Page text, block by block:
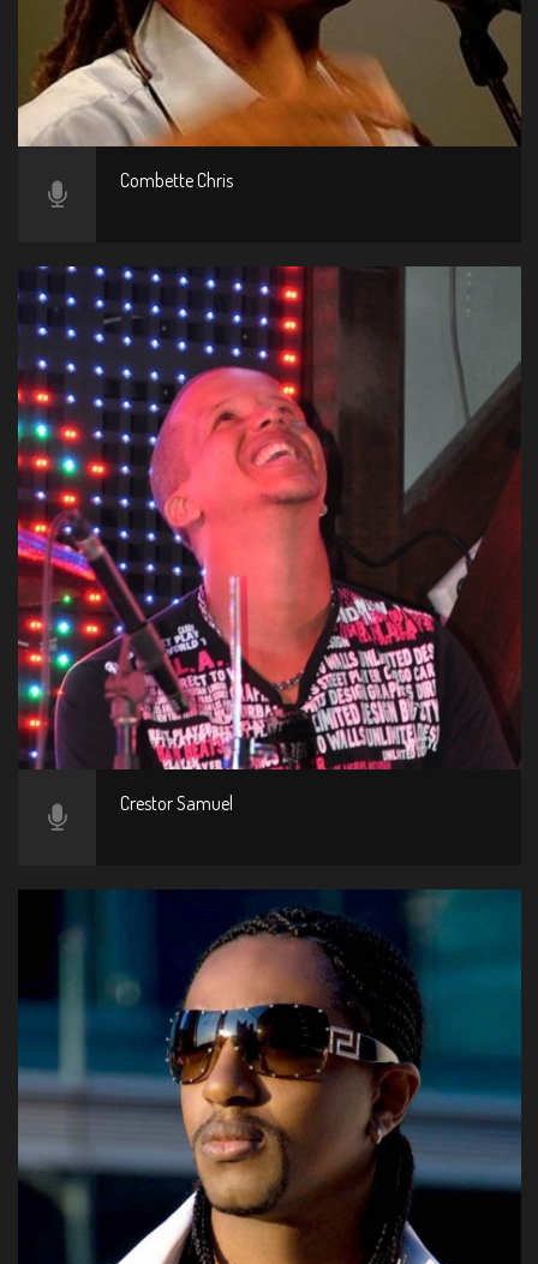
Combette Chris
Crestor Samuel